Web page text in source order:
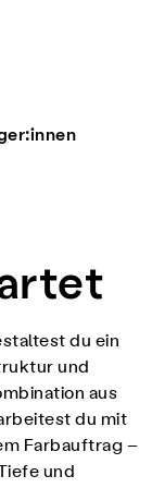
du ein
und
aus
du mit
Farbauftrag –
und